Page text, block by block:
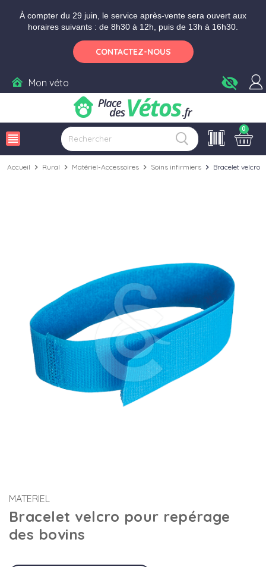
À compter du 29 juin, le service après-vente sera ouvert aux
horaires suivants : de 8h30 à 12h, puis de 13h à 16h30.
CONTACTEZ-NOUS
Mon véto visibility_off
view_headline
0
Accueil chevron_right Rural chevron_right Matériel-Accessoires chevron_right Soins infirmiers chevron_right Bracelet velcro
MATERIEL
Bracelet velcro pour repérage
des bovins